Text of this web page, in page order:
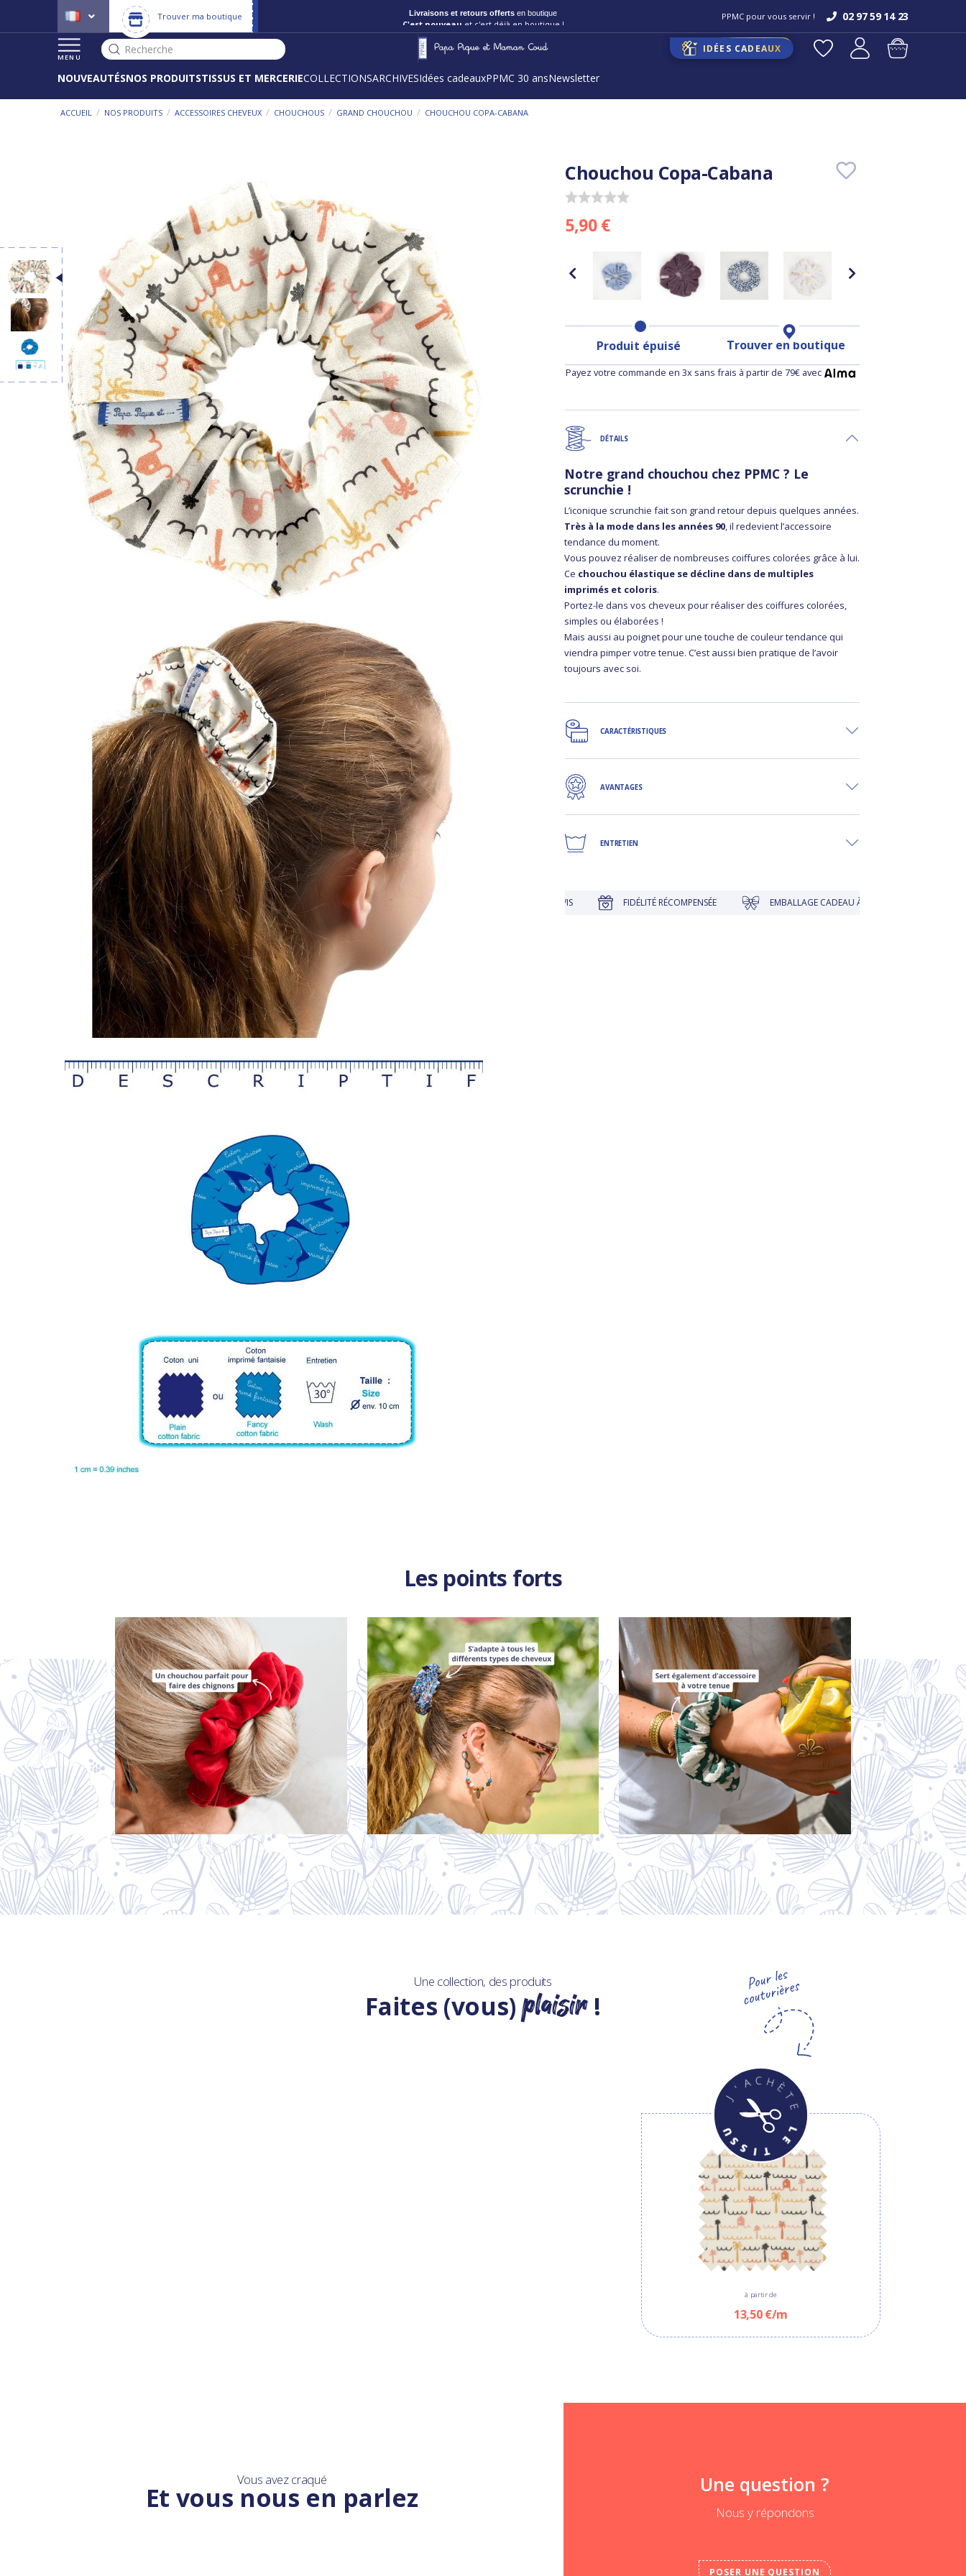
Trouver ma boutique C'est nouveau et c'est déjà en boutique ! PPMC pour vous servir ! 02 97 59 14 23
MENU
Recherche IDÉES CADEAUX
NOUVEAUTÉSNOS PRODUITSTISSUS ET MERCERIECOLLECTIONSARCHIVESIdées cadeauxPPMC 30 ansNewsletter
ACCUEIL / NOS PRODUITS / ACCESSOIRES CHEVEUX / CHOUCHOUS / GRAND CHOUCHOU / CHOUCHOU COPA-CABANA
Chouchou Copa-Cabana
5,90 €
Produit épuisé Trouver en boutique
Payez votre commande en 3x sans frais à partir de 79€ avec
DÉTAILS
Notre grand chouchou chez PPMC ? Le
scrunchie !
L’iconique scrunchie fait son grand retour depuis quelques années.
Très à la mode dans les années 90, il redevient l’accessoire
tendance du moment.
Vous pouvez réaliser de nombreuses coiffures colorées grâce à lui.
Ce chouchou élastique se décline dans de multiples
imprimés et coloris.
Portez-le dans vos cheveux pour réaliser des coiffures colorées,
simples ou élaborées !
Mais aussi au poignet pour une touche de couleur tendance qui
viendra pimper votre tenue. C’est aussi bien pratique de l’avoir
toujours avec soi.
CARACTÉRISTIQUES
AVANTAGES
ENTRETIEN
LIVRAISON OFFERTE EN BOUTIQUE JUSQU'À 30 JOURS POUR CHANGER D'AVIS FIDÉLITÉ RÉCOMPENSÉE EMBALLAGE CADEAU À PRIX DOUX
Les points forts
Une collection, des produits
Faites (vous)plaisir!
à partir de
13,50 €/m
Vous avez craqué
Et vous nous en parlez Une question ?
Nous y répondons
POSER UNE QUESTION